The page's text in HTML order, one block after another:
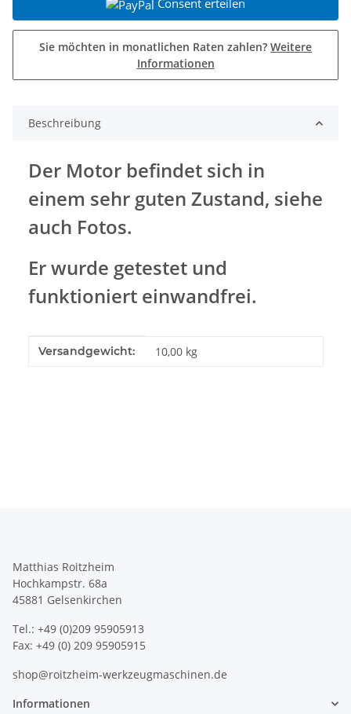
Consent erteilen
Sie möchten in monatlichen Raten zahlen? Weitere
Informationen
Beschreibung
Der Motor befindet sich in
einem sehr guten Zustand, siehe
auch Fotos.
Er wurde getestet und
funktioniert einwandfrei.
Produkteigenschaft
Wert
Versandgewicht: 10,00 kg
Matthias Roitzheim
Hochkampstr. 68a
45881 Gelsenkirchen
Tel.: +49 (0)209 95905913
Fax: +49 (0) 209 95905915
shop@roitzheim-werkzeugmaschinen.de
Informationen